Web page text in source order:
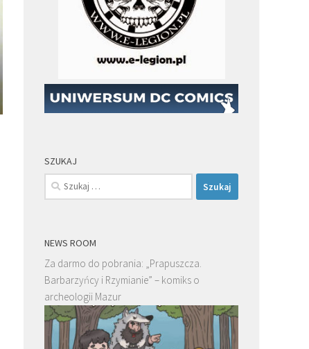
SZUKAJ
Szukaj:
NEWS ROOM
Za darmo do pobrania: „Prapuszcza.
Barbarzyńcy i Rzymianie” – komiks o
archeologii Mazur